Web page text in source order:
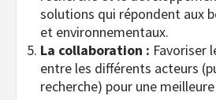
solutions qui répondent aux
et environnementaux.
La collaboration : Favoriser
entre les différents acteurs
recherche) pour une